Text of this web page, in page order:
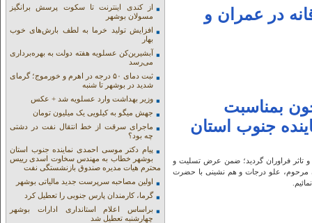
در عمران و
بمناسبت
جنوب استان
و تاثر فراوران گردید؛ ضمن عرض تسلیت و
مرحوم، علو درجات و هم نشینی با حضرت
از کندی اینترنت تا سکوت پرسش برانگیز
مسولان بوشهر
افزایش تولید خرما به لطف بارش‌های خوب
بهار
آبشیرین‌کن عسلویه هفته دولت به بهره‌برداری
می‌رسد
ثبت دمای ۵۰ درجه در اهرم و خورموج؛ گرمای
شدید در بوشهر تا شنبه
وزیر بهداشت وارد عسلویه شد + عکس
جهش میگو به کیلویی یک میلیون تومان
ماجرای سرقت از خط انتقال نفت در دشتی
چه بود؟
پیام دکتر موسی احمدی نماینده جنوب استان
بوشهر خطاب به مهندس سخاوت اسدی رییس
محترم هیات مدیره صندوق بازنشستگی نفت
اولین مصاحبه سرپرست جدید مالیاتی بوشهر
گرما، کارمندان پارس جنوبی را تعطیل کرد
براساس اعلام استانداری ادارات بوشهر
چهارشنبه تعطیل شد